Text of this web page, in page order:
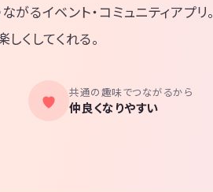
るイベント・コミュニティアプリ。
くしてくれる。
共通の趣味でつながるから
仲良くなりやすい